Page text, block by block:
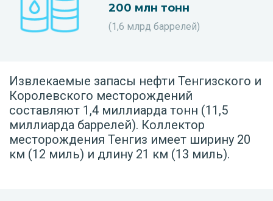
200 млн тонн
(1,6 млрд баррелей)
Извлекаемые запасы нефти Тенгизского и
Королевского месторождений
составляют 1,4 миллиарда тонн (11,5
миллиарда баррелей). Коллектор
месторождения Тенгиз имеет ширину 20
км (12 миль) и длину 21 км (13 миль).